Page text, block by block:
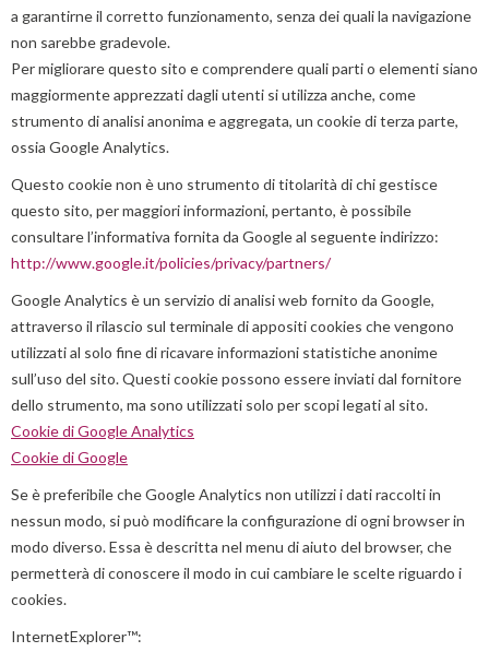
a garantirne il corretto funzionamento, senza dei quali la navigazione
non sarebbe gradevole.
Per migliorare questo sito e comprendere quali parti o elementi siano
maggiormente apprezzati dagli utenti si utilizza anche, come
strumento di analisi anonima e aggregata, un cookie di terza parte,
ossia Google Analytics.
Questo cookie non è uno strumento di titolarità di chi gestisce
questo sito, per maggiori informazioni, pertanto, è possibile
consultare l’informativa fornita da Google al seguente indirizzo:
http://www.google.it/policies/privacy/partners/
Google Analytics è un servizio di analisi web fornito da Google,
attraverso il rilascio sul terminale di appositi cookies che vengono
utilizzati al solo fine di ricavare informazioni statistiche anonime
sull’uso del sito. Questi cookie possono essere inviati dal fornitore
dello strumento, ma sono utilizzati solo per scopi legati al sito.
Cookie di Google Analytics
Cookie di Google
Se è preferibile che Google Analytics non utilizzi i dati raccolti in
nessun modo, si può modificare la configurazione di ogni browser in
modo diverso. Essa è descritta nel menu di aiuto del browser, che
permetterà di conoscere il modo in cui cambiare le scelte riguardo i
cookies.
InternetExplorer™: